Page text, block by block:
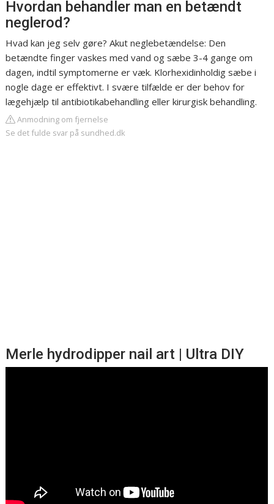
Hvordan behandler man en betændt
neglerod?
Hvad kan jeg selv gøre? Akut neglebetændelse: Den
betændte finger vaskes med vand og sæbe 3-4 gange om
dagen, indtil symptomerne er væk. Klorhexidinholdig sæbe i
nogle dage er effektivt. I svære tilfælde er der behov for
lægehjælp til antibiotikabehandling eller kirurgisk behandling.
Anmodning om fjernelse
Se det fulde svar på sundhed.dk
Merle hydrodipper nail art | Ultra DIY